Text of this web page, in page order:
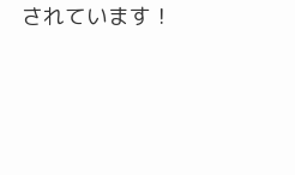
されています！